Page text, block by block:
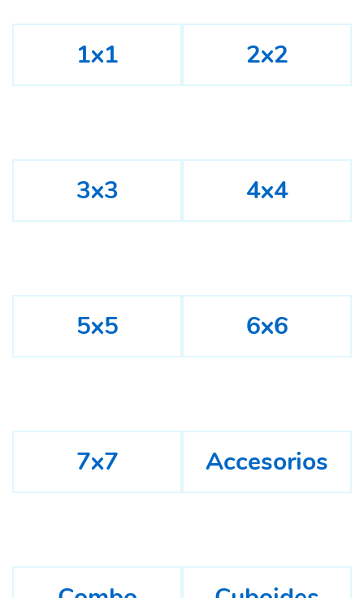
1x1 2x2
3x3 4x4
5x5 6x6
7x7 Accesorios